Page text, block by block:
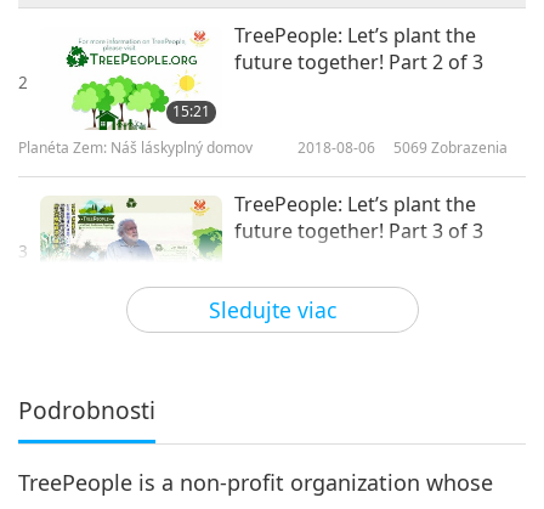
Sledujte viac
2
15:21
TreePeople: Let’s plant the
future together! Part 2 of 3
Planéta Zem: Náš láskyplný domov 2018-08-06 5069 Zobrazenia
3
TreePeople: Let’s plant the
future together! Part 3 of 3
Planéta Zem: Náš láskyplný domov 2018-08-13 4896
Podrobnosti
TreePeople is a non-profit organization whose